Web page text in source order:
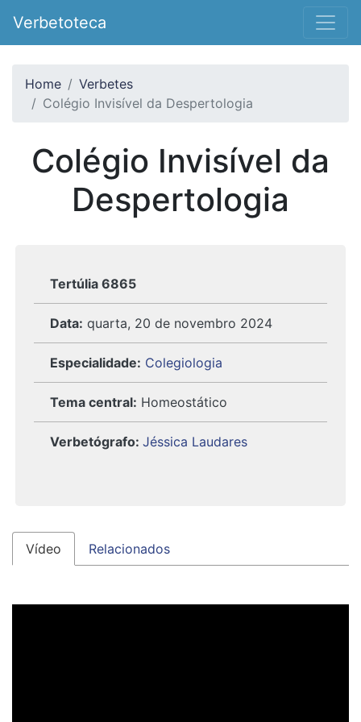
Verbetoteca
Home
Verbetes
Colégio Invisível da Despertologia
Colégio Invisível da
Despertologia
Tertúlia 6865
Data: quarta, 20 de novembro 2024
Especialidade: Colegiologia
Tema central: Homeostático
Verbetógrafo: Jéssica Laudares
Vídeo Relacionados